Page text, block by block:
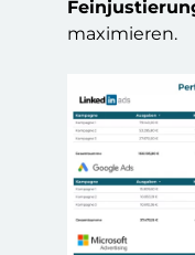
maximieren.